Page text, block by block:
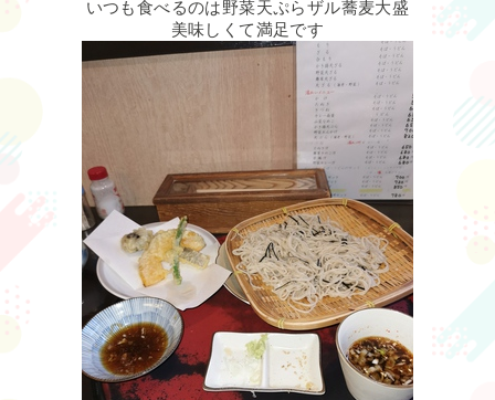
いつも食べるのは野菜天ぷらザル蕎麦大盛
美味しくて満足です